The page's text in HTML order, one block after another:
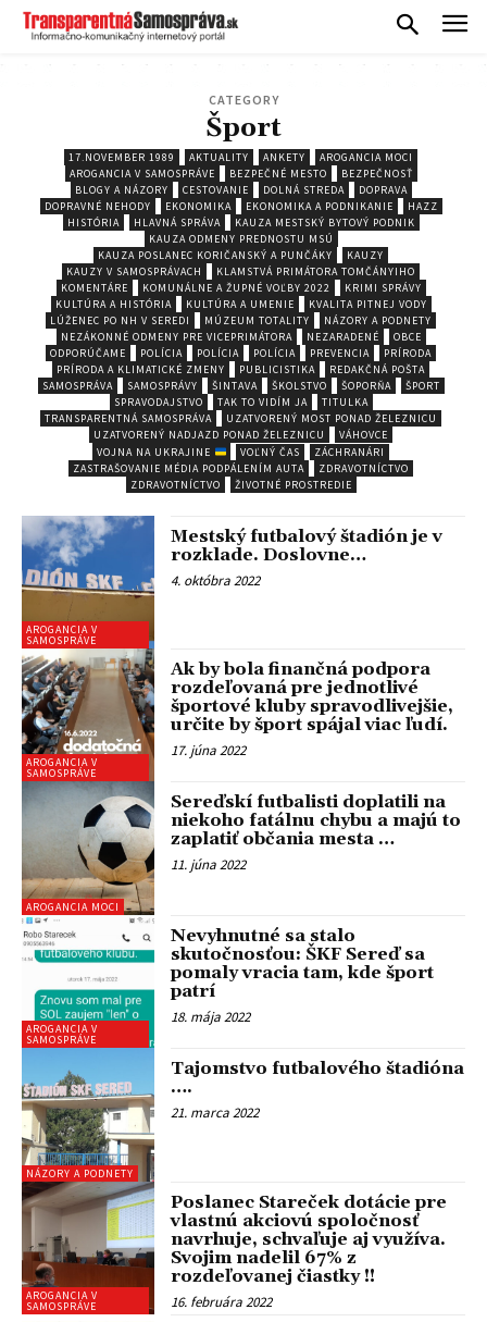
CATEGORY
Šport
17.NOVEMBER 1989 AKTUALITY ANKETY
AROGANCIA MOCI
AROGANCIA V SAMOSPRÁVE
BEZPEČNÉ MESTO
BEZPEČNOSŤ
BLOGY A NÁZORY
CESTOVANIE DOLNÁ STREDA
DOPRAVA
DOPRAVNÉ NEHODY
EKONOMIKA EKONOMIKA A PODNIKANIE
HAZZ
HISTÓRIA
HLAVNÁ SPRÁVA
KAUZA MESTSKÝ BYTOVÝ PODNIK
KAUZA ODMENY PREDNOSTU MSÚ
KAUZA POSLANEC KORIČANSKÝ A PUNČÁKY
KAUZY
KAUZY V SAMOSPRÁVACH
KLAMSTVÁ PRIMÁTORA TOMČÁNYIHO
KOMENTÁRE
KOMUNÁLNE A ŽUPNÉ VOĽBY 2022
KRIMI SPRÁVY
KULTÚRA A HISTÓRIA
KULTÚRA A UMENIE
KVALITA PITNEJ VODY
LÚŽENEC PO NH V SEREDI
MÚZEUM TOTALITY
NÁZORY A PODNETY
NEZÁKONNÉ ODMENY PRE VICEPRIMÁTORA
NEZARADENÉ
OBCE
ODPORÚČAME
POLÍCIA POLÍCIA POLÍCIA PREVENCIA
PRÍRODA
PRÍRODA A KLIMATICKÉ ZMENY
PUBLICISTIKA
REDAKČNÁ POŠTA
SAMOSPRÁVA
SAMOSPRÁVY ŠINTAVA ŠKOLSTVO ŠOPORŇA
ŠPORT
SPRAVODAJSTVO
TAK TO VIDÍM JA
TITULKA
TRANSPARENTNÁ SAMOSPRÁVA
UZATVORENÝ MOST PONAD ŽELEZNICU
UZATVORENÝ NADJAZD PONAD ŽELEZNICU
VÁHOVCE
VOJNA NA UKRAJINE
VOĽNÝ ČAS
ZÁCHRANÁRI
ZASTRAŠOVANIE MÉDIA PODPÁLENÍM AUTA
ZDRAVOTNÍCTVO
ZDRAVOTNÍCTVO
ŽIVOTNÉ PROSTREDIE
AROGANCIA V
SAMOSPRÁVE
Mestský futbalový štadión je v
rozklade. Doslovne…
4. októbra 2022
AROGANCIA V
SAMOSPRÁVE
Ak by bola finančná podpora
rozdeľovaná pre jednotlivé
športové kluby spravodlivejšie,
určite by šport spájal viac ľudí.
17. júna 2022
AROGANCIA MOCI
Sereďskí futbalisti doplatili na
niekoho fatálnu chybu a majú to
zaplatiť občania mesta …
11. júna 2022
AROGANCIA V
SAMOSPRÁVE
Nevyhnutné sa stalo
skutočnosťou: ŠKF Sereď sa
pomaly vracia tam, kde šport
patrí
18. mája 2022
NÁZORY A PODNETY
Tajomstvo futbalového štadióna
….
21. marca 2022
AROGANCIA V
SAMOSPRÁVE
Poslanec Stareček dotácie pre
vlastnú akciovú spoločnosť
navrhuje, schvaľuje aj využíva.
Svojim nadelil 67% z
rozdeľovanej čiastky !!
16. februára 2022